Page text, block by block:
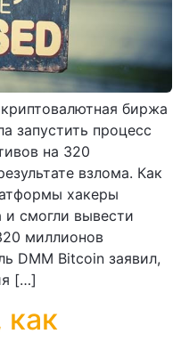
биржа
запустить процесс
на 320
взлома. Как
хакеры
и смогли вывести
миллионов
DMM Bitcoin заявил,
[…]
как